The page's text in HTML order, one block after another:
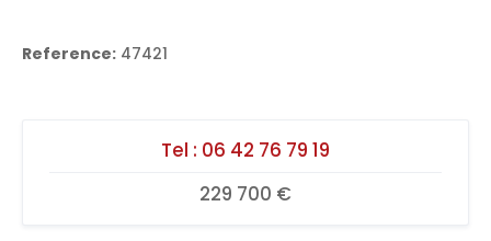
Reference: 47421
Tel : 06 42 76 79 19
229 700 €